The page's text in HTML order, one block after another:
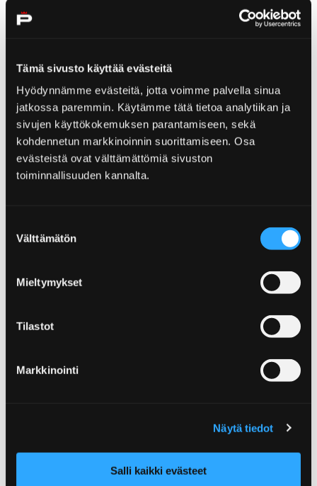
Tämä sivusto käyttää evästeitä
Hyödynnämme evästeitä, jotta voimme palvella sinua
jatkossa paremmin. Käytämme tätä tietoa analytiikan ja
sivujen käyttökokemuksen parantamiseen, sekä
kohdennetun markkinoinnin suorittamiseen. Osa
evästeistä ovat välttämättömiä sivuston
toiminnallisuuden kannalta.
valinta
Välttämätön
Mieltymykset
Tilastot
Markkinointi
Näytä tiedot
Salli kaikki evästeet
Home Visit Yyteri
Visit Yyteri
News
Activities
take you and find the best holiday